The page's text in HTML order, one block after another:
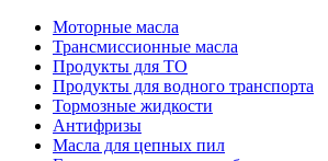
Моторные масла
Трансмиссионные масла
Продукты для ТО
Продукты для водного транспорта
Тормозные жидкости
Антифризы
Масла для цепных пил